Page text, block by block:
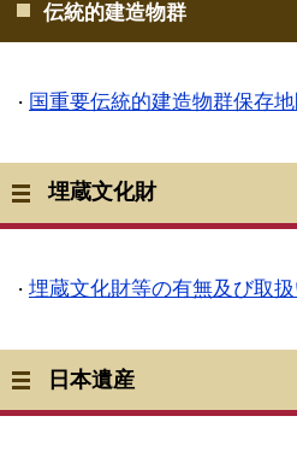
伝統的建造物群
・ 国重要伝統的建造物群保存
埋蔵文化財
・ 埋蔵文化財等の有無及び取
日本遺産